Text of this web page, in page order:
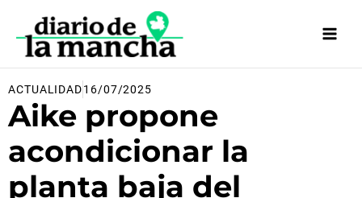
contenido
ACTUALIDAD16/07/2025
Aike propone
acondicionar la
planta baja del